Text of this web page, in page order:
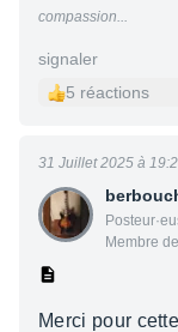
compassion...
signaler
5 réactions
Membre
31 Juillet 2025 à
Merci pour